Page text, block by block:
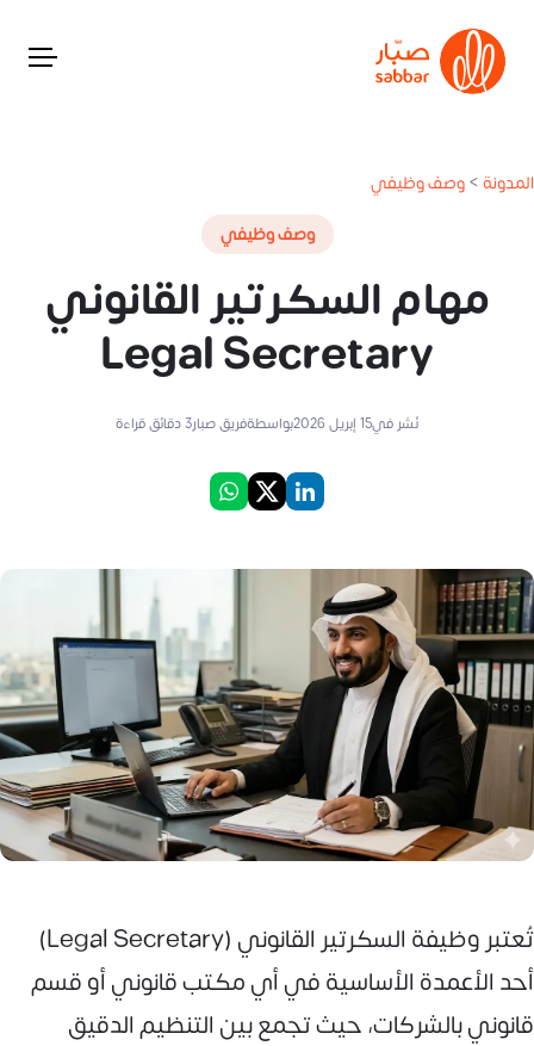
المدونة>وصف وظيفي
وصف وظيفي
مهام السكرتير القانوني
Legal Secretary
نُشر في15 إبريل 2026 بواسطةفريق صبار3دقائق قراءة
تُعتبر وظيفة السكرتير القانوني (Legal Secretary)
أحد الأعمدة الأساسية في أي مكتب قانوني أو قسم
قانوني بالشركات، حيث تجمع بين التنظيم الدقيق